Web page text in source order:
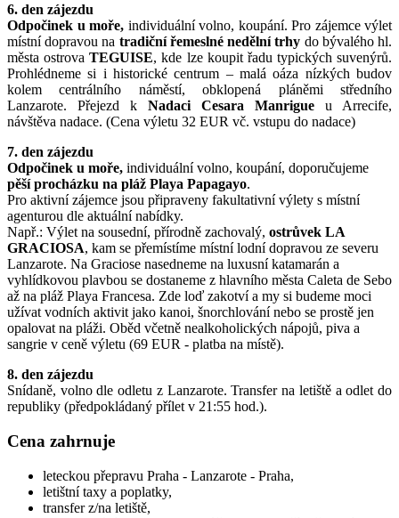
6. den zájezdu
Odpočinek u moře, individuální volno, koupání. Pro zájemce výlet
místní dopravou na tradiční řemeslné nedělní trhy do bývalého hl.
města ostrovaTEGUISE,kde lze koupit řadu typických suvenýrů.
Prohlédneme si i historické centrum – malá oáza nízkých budov
kolem centrálního náměstí, obklopená pláněmi středního
Lanzarote. Přejezd k Nadaci Cesara Manrigue u Arrecife,
návštěva nadace. (Cena výletu 32 EUR vč. vstupu do nadace)
7. den zájezdu
Odpočinek u moře, individuální volno, koupání, doporučujeme
pěší procházku na pláž Playa Papagayo.
Pro aktivní zájemce jsou připraveny fakultativní výlety s místní
agenturou dle aktuální nabídky.
Např.: Výlet na sousední, přírodně zachovalý, ostrůvek LA
GRACIOSA, kam se přemístíme místní lodní dopravou ze severu
Lanzarote. Na Graciose nasedneme na luxusní katamarán a
vyhlídkovou plavbou se dostaneme z hlavního města Caleta de Sebo
až na pláž Playa Francesa. Zde loď zakotví a my si budeme moci
užívat vodních aktivit jako kanoi, šnorchlování nebo se prostě jen
opalovat na pláži. Oběd včetně nealkoholických nápojů, piva a
sangrie v ceně výletu (69 EUR - platba na místě).
8. den zájezdu
Snídaně, volno dle odletu z Lanzarote. Transfer na letiště a odlet do
republiky (předpokládaný přílet v 21:55 hod.).
Cena zahrnuje
leteckou přepravu Praha - Lanzarote - Praha,
letištní taxy a poplatky,
transfer z/na letiště,